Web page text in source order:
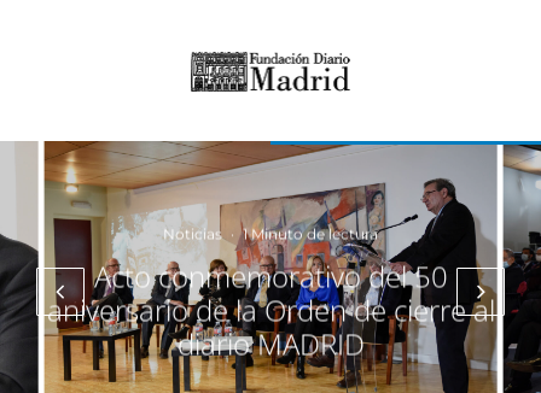
Noticias · 1 Minuto de lectura
Acto conmemorativo del 50
aniversario de la Orden de cierre al
diario MADRID